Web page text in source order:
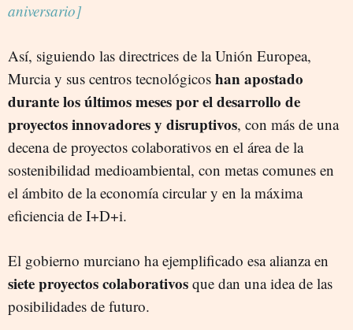
aniversario]
Así, siguiendo las directrices de la Unión Europea,
Murcia y sus centros tecnológicos han apostado
durante los últimos meses por el desarrollo de
proyectos innovadores y disruptivos, con más de una
decena de proyectos colaborativos en el área de la
sostenibilidad medioambiental, con metas comunes en
el ámbito de la economía circular y en la máxima
eficiencia de I+D+i.
El gobierno murciano ha ejemplificado esa alianza en
siete proyectos colaborativos que dan una idea de las
posibilidades de futuro.